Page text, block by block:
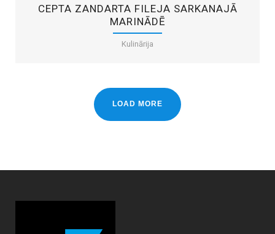
CEPTA ZANDARTA FILEJA SARKANAJĀ
MARINĀDĒ
Kulinārija
LOAD MORE